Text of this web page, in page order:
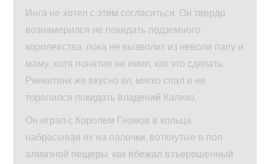
Инга не хотел с этим согласиться. Он твердо
вознамерился не покидать подземного
королевства, пока не вызволит из неволи папу и
маму, хотя понятия не имел, как это сделать.
Ринкитинк же вкусно ел, мягко спал и не
торопился покидать владений Калико.
Он играл с Королем Гномов в кольца,
набрасывая их на палочки, воткнутые в пол
алмазной пещеры, как вбежал взъерошенный